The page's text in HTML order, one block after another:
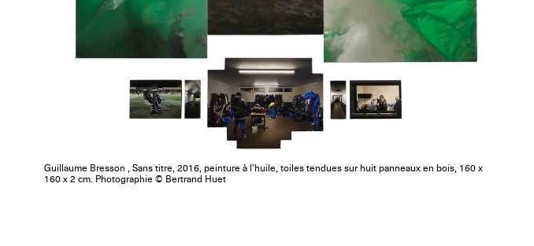
Guillaume Bresson , Sans titre, 2016, peinture à l’huile, toiles tendues sur huit panneaux en bois, 160 x
160 x 2 cm. Photographie © Bertrand Huet